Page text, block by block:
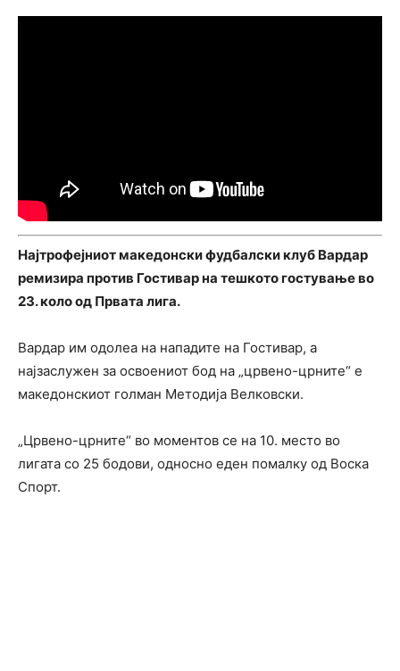
Најтрофејниот македонски фудбалски клуб Вардар
ремизира против Гостивар на тешкото гостување во
23. коло од Првата лига.
Вардар им одолеа на нападите на Гостивар, а
најзаслужен за освоениот бод на „црвено-црните“ е
македонскиот голман Методија Велковски.
„Црвено-црните“ во моментов се на 10. место во
лигата со 25 бодови, односно еден помалку од Воска
Спорт.